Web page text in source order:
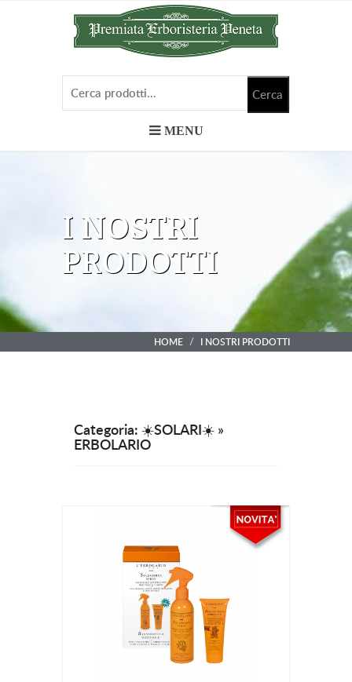
MENU
I NOSTRI
PRODOTTI
HOME I NOSTRI PRODOTTI
Categoria: ☀️SOLARI☀️ »
ERBOLARIO